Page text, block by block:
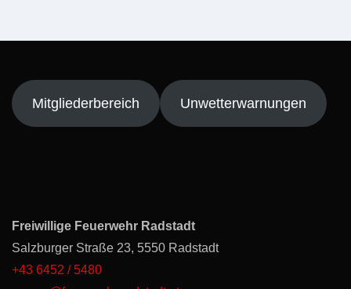
Mitgliederbereich Unwetterwarnungen
Freiwillige Feuerwehr Radstadt
Salzburger Straße 23, 5550 Radstadt
+43 6452 / 5480